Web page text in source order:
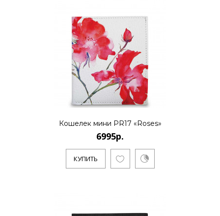
Кошелек мини PR17 «Roses»
6995р.
КУПИТЬ